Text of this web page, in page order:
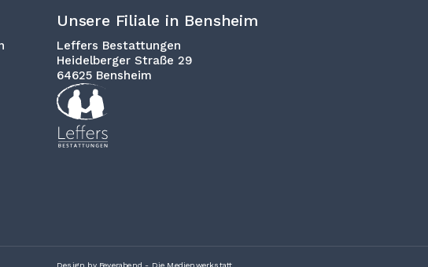
Unsere Filiale in Bensheim
Leffers Bestattungen
Heidelberger Straße 29
64625 Bensheim
Design by Feyerabend - Die Medienwerkstatt